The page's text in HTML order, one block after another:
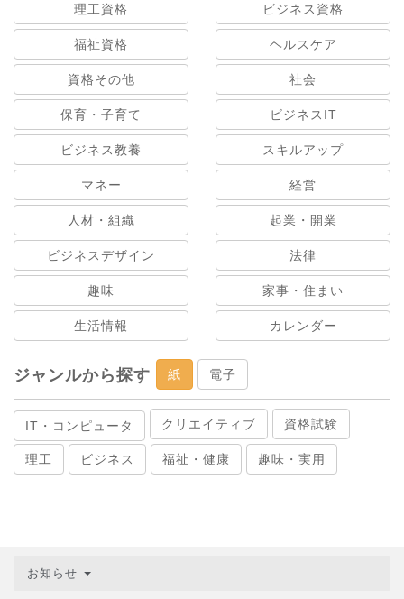
理工資格 ビジネス資格
福祉資格 ヘルスケア
資格その他 社会
保育・子育て ビジネスIT
ビジネス教養 スキルアップ
マネー 経営
人材・組織 起業・開業
ビジネスデザイン 法律
趣味 家事・住まい
生活情報 カレンダー
ジャンルから探す 紙 電子
IT・コンピュータ クリエイティブ 資格試験
理工 ビジネス 福祉・健康 趣味・実用
お知らせ